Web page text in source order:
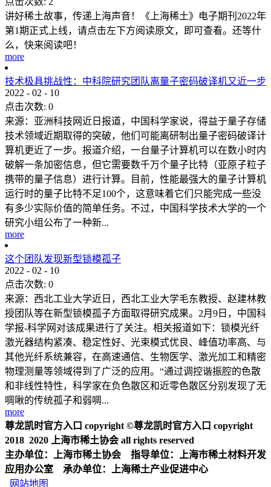
讲好稀土故事，传递上海声音！《上海稀土》电子期刊2022年
第1期正式上线，请点击左下方阅读原文，即可查看。还等什
么，快来阅读吧！
more
技术极具挑战性：中科院研究团队离量子密码破译机又近一步
2022 - 02 - 10
点击次数: 0
来源：亚洲科技网近日报道，中国科学家说，得益于量子存储
技术领域近期取得的突破，他们可能离研制出量子密码破译计
算机更近了一步。报道介绍，一台量子计算机可以在数小时内
破解一条加密信息，但它需要数千万个量子比特（亚原子粒子
携带的量子信息）进行计算。目前，性能最强大的量子计算机
运行时的量子比特不足100个，这意味着它们只能完成一些没
有多少实际价值的简单任务。不过，中国科学技术大学的一个
研究小组公布了一种新...
more
这个团队发现新型锁模孤子
2022 - 02 - 10
点击次数: 0
来源：西北工业大学近日，西北工业大学毛东教授、赵建林教
授团队等在新型锁模孤子方面取得研究成果。2月9日，中国科
学报-科学网对该成果进行了关注。相关报道如下：锁模光纤
激光器结构紧凑、稳定性好、光束模式优良、峰值功率高、与
其他光纤系统兼容，在高速通信、生物医学、激光加工和精密
物理测量等领域得到了广泛的应用。“通过调控谐振腔的色散
和非线性特性，科学家在负色散区和近零色散区分别发现了无
啁啾的传统孤子和弱啁...
more
尊龙凯时官方入口 copyright ©尊龙凯时官方入口 copyright
2018 2020 上海市稀土协会 all rights reserved
主办单位：上海市稀土协会 指导单位：上海市稀土材料开发
应用办公室 承办单位：上海稀土产业促进中心
网站地图